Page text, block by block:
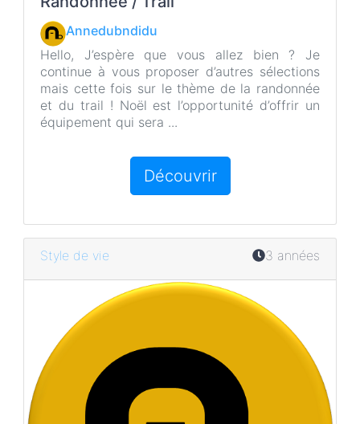
Annedubndidu
Hello, J’espère que vous allez bien ? Je
continue à vous proposer d’autres sélections
mais cette fois sur le thème de la randonnée
et du trail ! Noël est l’opportunité d’offrir un
équipement qui sera ...
Découvrir
Style de vie 3 années